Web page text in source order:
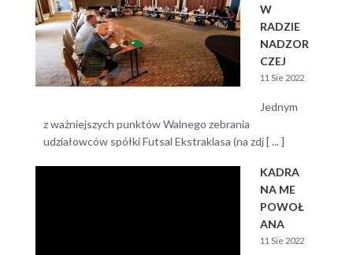
W
RADZIE
NADZOR
CZEJ
11 Sie 2022
Jednym
z ważniejszych punktów Walnego zebrania
udziałowców spółki Futsal Ekstraklasa (na zdj [ ... ]
KADRA
NA ME
POWOŁ
ANA
11 Sie 2022